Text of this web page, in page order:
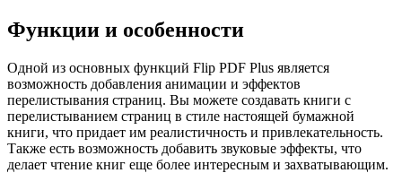
Функции и особенности
Одной из основных функций Flip PDF Plus является
возможность добавления анимации и эффектов
перелистывания страниц. Вы можете создавать книги с
перелистыванием страниц в стиле настоящей бумажной
книги, что придает им реалистичность и привлекательность.
Также есть возможность добавить звуковые эффекты, что
делает чтение книг еще более интересным и захватывающим.